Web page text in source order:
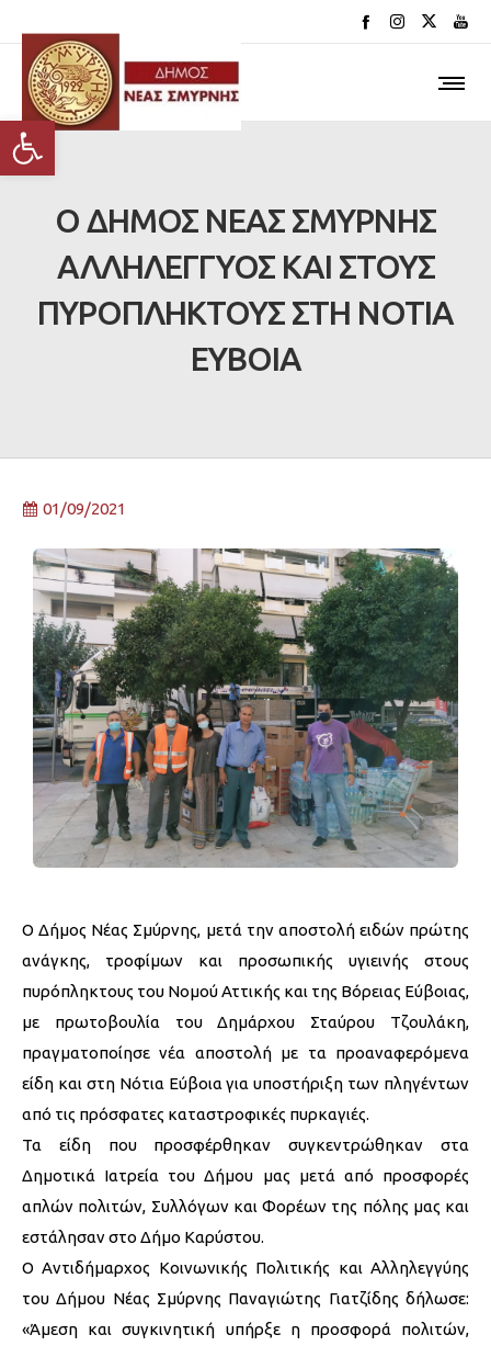
Ανοίξτε τη γραμμή εργαλείων
Ο ΔΗΜΟΣ ΝΕΑΣ ΣΜΥΡΝΗΣ
ΑΛΛΗΛΕΓΓΥΟΣ ΚΑΙ ΣΤΟΥΣ
ΠΥΡΟΠΛΗΚΤΟΥΣ ΣΤΗ ΝΟΤΙΑ
ΕΥΒΟΙΑ
01/09/2021
Ο Δήμος Νέας Σμύρνης, μετά την αποστολή ειδών πρώτης
ανάγκης, τροφίμων και προσωπικής υγιεινής στους
πυρόπληκτους του Νομού Αττικής και της Βόρειας Εύβοιας,
με πρωτοβουλία του Δημάρχου Σταύρου Τζουλάκη,
πραγματοποίησε νέα αποστολή με τα προαναφερόμενα
είδη και στη Νότια Εύβοια για υποστήριξη των πληγέντων
από τις πρόσφατες καταστροφικές πυρκαγιές.
Τα είδη που προσφέρθηκαν συγκεντρώθηκαν στα
Δημοτικά Ιατρεία του Δήμου μας μετά από προσφορές
απλών πολιτών, Συλλόγων και Φορέων της πόλης μας και
εστάλησαν στο Δήμο Καρύστου.
Ο Αντιδήμαρχος Κοινωνικής Πολιτικής και Αλληλεγγύης
του Δήμου Νέας Σμύρνης Παναγιώτης Γιατζίδης δήλωσε:
«Άμεση και συγκινητική υπήρξε η προσφορά πολιτών,